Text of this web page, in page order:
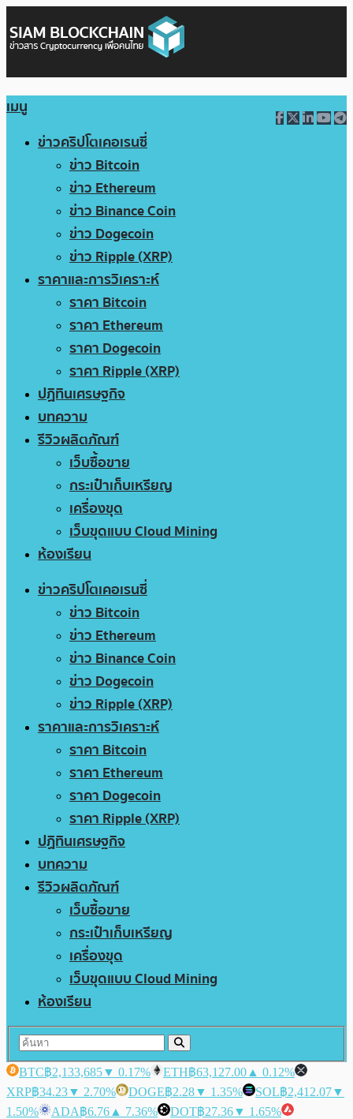
เมนู
ข่าวคริปโตเคอเรนซี่
ข่าว Bitcoin
ข่าว Ethereum
ข่าว Binance Coin
ข่าว Dogecoin
ข่าว Ripple (XRP)
ราคาและการวิเคราะห์
ราคา Bitcoin
ราคา Ethereum
ราคา Dogecoin
ราคา Ripple (XRP)
ปฏิทินเศรษฐกิจ
บทความ
รีวิวผลิตภัณฑ์
เว็บซื้อขาย
กระเป๋าเก็บเหรียญ
เครื่องขุด
เว็บขุดแบบ Cloud Mining
ห้องเรียน
ข่าวคริปโตเคอเรนซี่
ข่าว Bitcoin
ข่าว Ethereum
ข่าว Binance Coin
ข่าว Dogecoin
ข่าว Ripple (XRP)
ราคาและการวิเคราะห์
ราคา Bitcoin
ราคา Ethereum
ราคา Dogecoin
ราคา Ripple (XRP)
ปฏิทินเศรษฐกิจ
บทความ
รีวิวผลิตภัณฑ์
เว็บซื้อขาย
กระเป๋าเก็บเหรียญ
เครื่องขุด
เว็บขุดแบบ Cloud Mining
ห้องเรียน
BTC฿2,133,685▼ 0.17% ETH฿63,127.00 ▲ 0.12%
XRP฿34.23▼ 2.70% DOGE฿2.28▼ 1.35% SOL฿2,412.07▼
1.50%
ADA฿6.76 ▲ 7.36% DOT฿27.36▼ 1.65%